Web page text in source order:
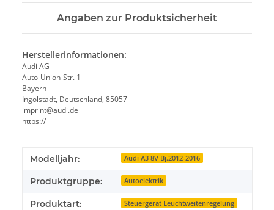
Angaben zur Produktsicherheit
Herstellerinformationen:
Audi AG
Auto-Union-Str. 1
Bayern
Ingolstadt, Deutschland, 85057
imprint@audi.de
https://
Produkteigenschaft
Wert
Modelljahr: Audi A3 8V Bj.2012-2016
Produktgruppe: Autoelektrik
Produktart: Steuergerät Leuchtweitenregelung